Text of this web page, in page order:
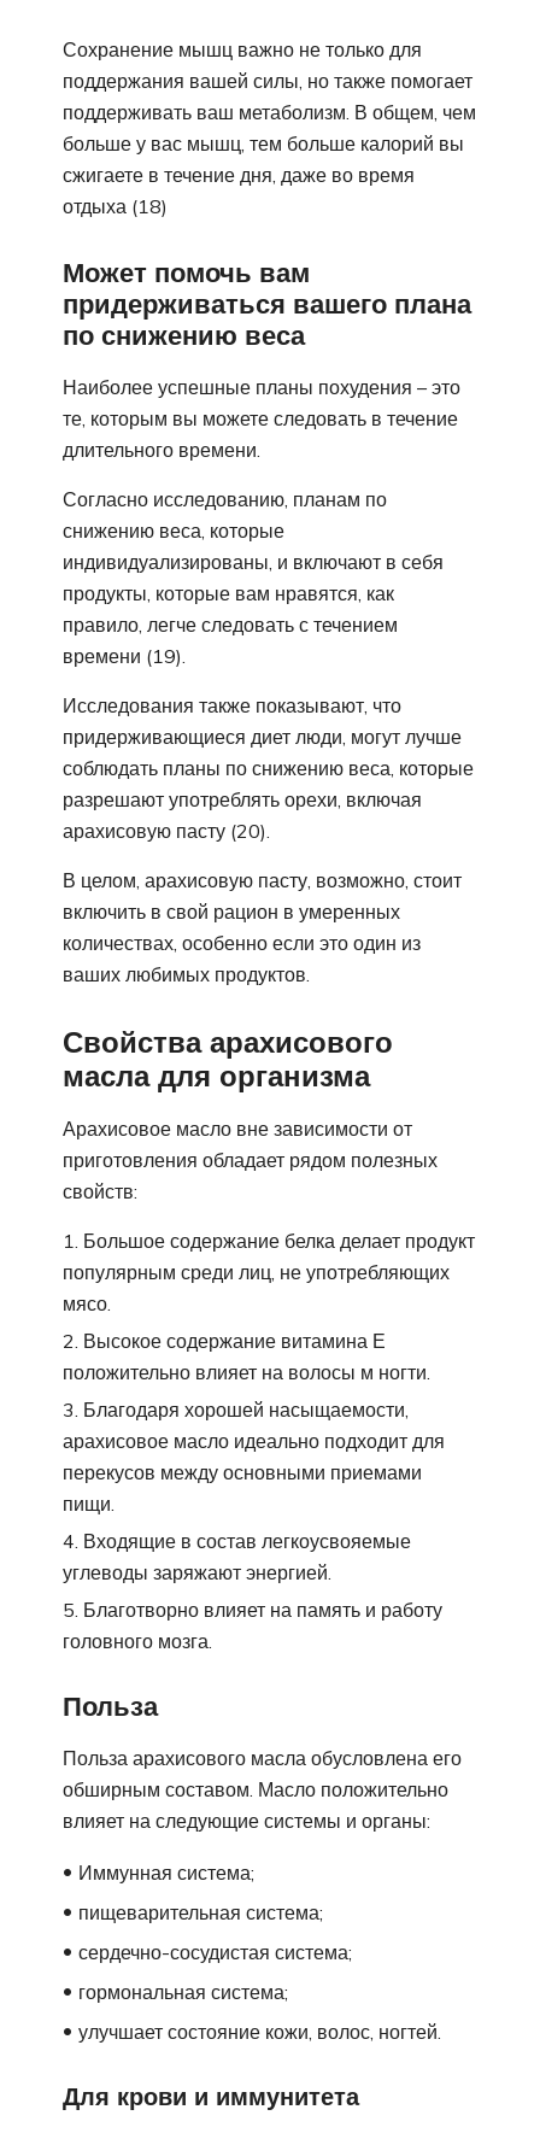
Сохранение мышц важно не только для
поддержания вашей силы, но также помогает
поддерживать ваш метаболизм. В общем, чем
больше у вас мышц, тем больше калорий вы
сжигаете в течение дня, даже во время
отдыха (18)
Может помочь вам
придерживаться вашего плана
по снижению веса
Наиболее успешные планы похудения – это
те, которым вы можете следовать в течение
длительного времени.
Согласно исследованию, планам по
снижению веса, которые
индивидуализированы, и включают в себя
продукты, которые вам нравятся, как
правило, легче следовать с течением
времени (19).
Исследования также показывают, что
придерживающиеся диет люди, могут лучше
соблюдать планы по снижению веса, которые
разрешают употреблять орехи, включая
арахисовую пасту (20).
В целом, арахисовую пасту, возможно, стоит
включить в свой рацион в умеренных
количествах, особенно если это один из
ваших любимых продуктов.
Свойства арахисового
масла для организма
Арахисовое масло вне зависимости от
приготовления обладает рядом полезных
свойств:
Большое содержание белка делает продукт
популярным среди лиц, не употребляющих
мясо.
Высокое содержание витамина Е
положительно влияет на волосы м ногти.
Благодаря хорошей насыщаемости,
арахисовое масло идеально подходит для
перекусов между основными приемами
пищи.
Входящие в состав легкоусвояемые
углеводы заряжают энергией.
Благотворно влияет на память и работу
головного мозга.
Польза
Польза арахисового масла обусловлена его
обширным составом. Масло положительно
влияет на следующие системы и органы:
Иммунная система;
пищеварительная система;
сердечно-сосудистая система;
гормональная система;
улучшает состояние кожи, волос, ногтей.
Для крови и иммунитета